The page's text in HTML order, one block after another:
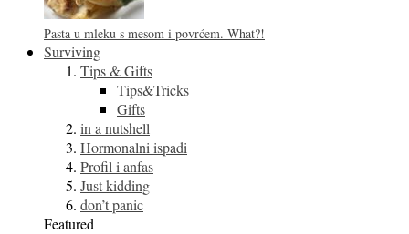
Pasta u mleku s mesom i povrćem. What?!
Surviving
Tips & Gifts
Tips&Tricks
Gifts
in a nutshell
Hormonalni ispadi
Profil i anfas
Just kidding
don’t panic
Featured